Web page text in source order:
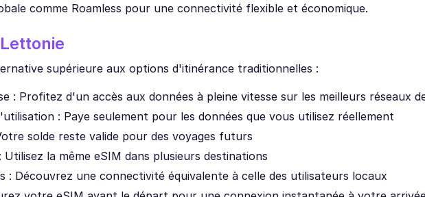
comme Roamless pour une connectivité flexible et économique.
supérieure aux options d'itinérance traditionnelles :
: Profitez d'un accès aux données à pleine vitesse sur les meilleurs réseaux
: Paye seulement pour les données que vous utilisez réellement
solde reste valide pour des voyages futurs
la même eSIM dans plusieurs destinations
: Découvrez une connectivité équivalente à celle des utilisateurs locaux